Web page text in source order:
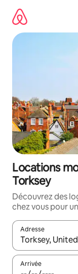
directement
contenu
Locations
Torksey
Découvrez des
chez vous pour
Adresse
Lorsque les
Arrivée